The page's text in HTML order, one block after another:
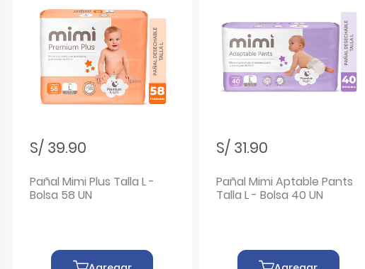
S/ 39.90
Pañal Mimi Plus Talla L -
Bolsa 58 UN
S/ 31.90
Pañal Mimi Aptable Pants
Talla L - Bolsa 40 UN